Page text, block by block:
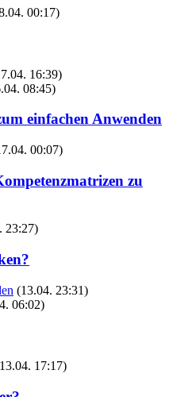
00:17)
16:39)
08:45)
einfachen Anwenden
00:07)
zu
23:27)
(13.04. 23:31)
06:02)
17:17)